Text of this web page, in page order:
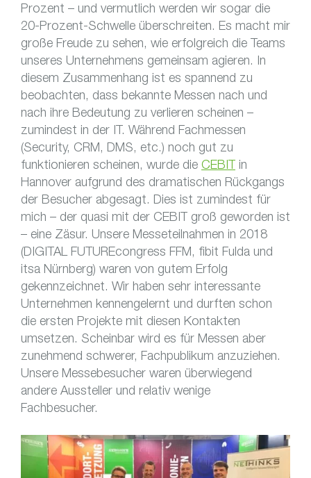
Prozent – und vermutlich werden wir sogar die
20-Prozent-Schwelle überschreiten. Es macht mir
große Freude zu sehen, wie erfolgreich die Teams
unseres Unternehmens gemeinsam agieren. In
diesem Zusammenhang ist es spannend zu
beobachten, dass bekannte Messen nach und
nach ihre Bedeutung zu verlieren scheinen –
zumindest in der IT. Während Fachmessen
(Security, CRM, DMS, etc.) noch gut zu
funktionieren scheinen, wurde die CEBIT in
Hannover aufgrund des dramatischen Rückgangs
der Besucher abgesagt. Dies ist zumindest für
mich – der quasi mit der CEBIT groß geworden ist
– eine Zäsur. Unsere Messeteilnahmen in 2018
(DIGITAL FUTUREcongress FFM, fibit Fulda und
itsa Nürnberg) waren von gutem Erfolg
gekennzeichnet. Wir haben sehr interessante
Unternehmen kennengelernt und durften schon
die ersten Projekte mit diesen Kontakten
umsetzen. Scheinbar wird es für Messen aber
zunehmend schwerer, Fachpublikum anzuziehen.
Unsere Messebesucher waren überwiegend
andere Aussteller und relativ wenige
Fachbesucher.